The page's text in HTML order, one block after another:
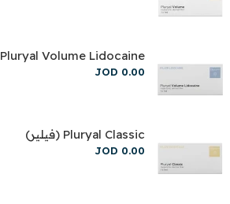
Pluryal Volume Lidocaine (فيلر)
JOD 0.00
Pluryal Classic (فيلير)
JOD 0.00